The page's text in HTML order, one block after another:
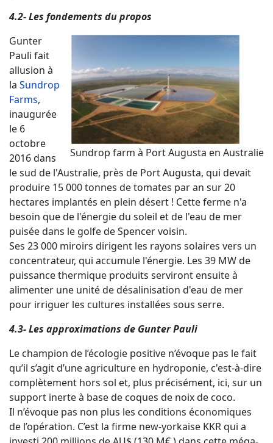
4.2- Les fondements du propos
Sundrop farm à Port Augusta en Australie
Gunter
Pauli fait
allusion à
la Sundrop
Farms,
inaugurée
le 6
octobre
2016 dans
le sud de l'Australie, près de Port Augusta, qui devait
produire 15 000 tonnes de tomates par an sur 20
hectares implantés en plein désert ! Cette ferme n'a
besoin que de l'énergie du soleil et de l'eau de mer
puisée dans le golfe de Spencer voisin.
Ses 23 000 miroirs dirigent les rayons solaires vers un
concentrateur, qui accumule l'énergie. Les 39 MW de
puissance thermique produits serviront ensuite à
alimenter une unité de désalinisation d'eau de mer
pour irriguer les cultures installées sous serre.
4.3- Les approximations de Gunter Pauli
Le champion de l’écologie positive n’évoque pas le fait
qu’il s’agit d’une agriculture en hydroponie, c'est-à-dire
complètement hors sol et, plus précisément, ici, sur un
support inerte à base de coques de noix de coco.
Il n’évoque pas non plus les conditions économiques
de l’opération. C’est la firme new-yorkaise KKR qui a